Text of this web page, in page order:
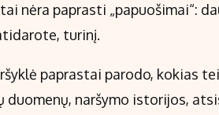
nėra paprasti „papuošimai“:
turinį.
paprastai parodo, kokias
duomenų, naršymo istorijos,